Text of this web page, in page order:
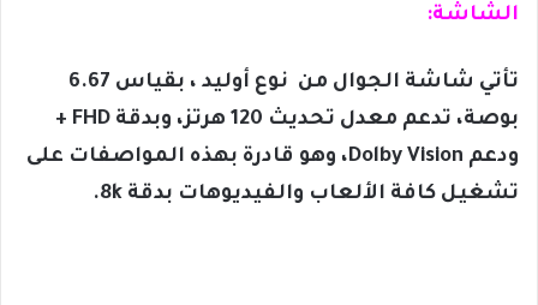
الشاشة:
تأتي شاشة الجوال من نوع أوليد ، بقياس 6.67
بوصة، تدعم معدل تحديث 120 هرتز، وبدقة FHD +
ودعم Dolby Vision، وهو قادرة بهذه المواصفات على
تشغيل كافة الألعاب والفيديوهات بدقة 8k.